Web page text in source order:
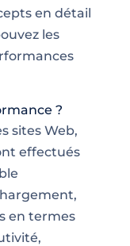
en détail
les
?
sites Web,
effectués
en termes